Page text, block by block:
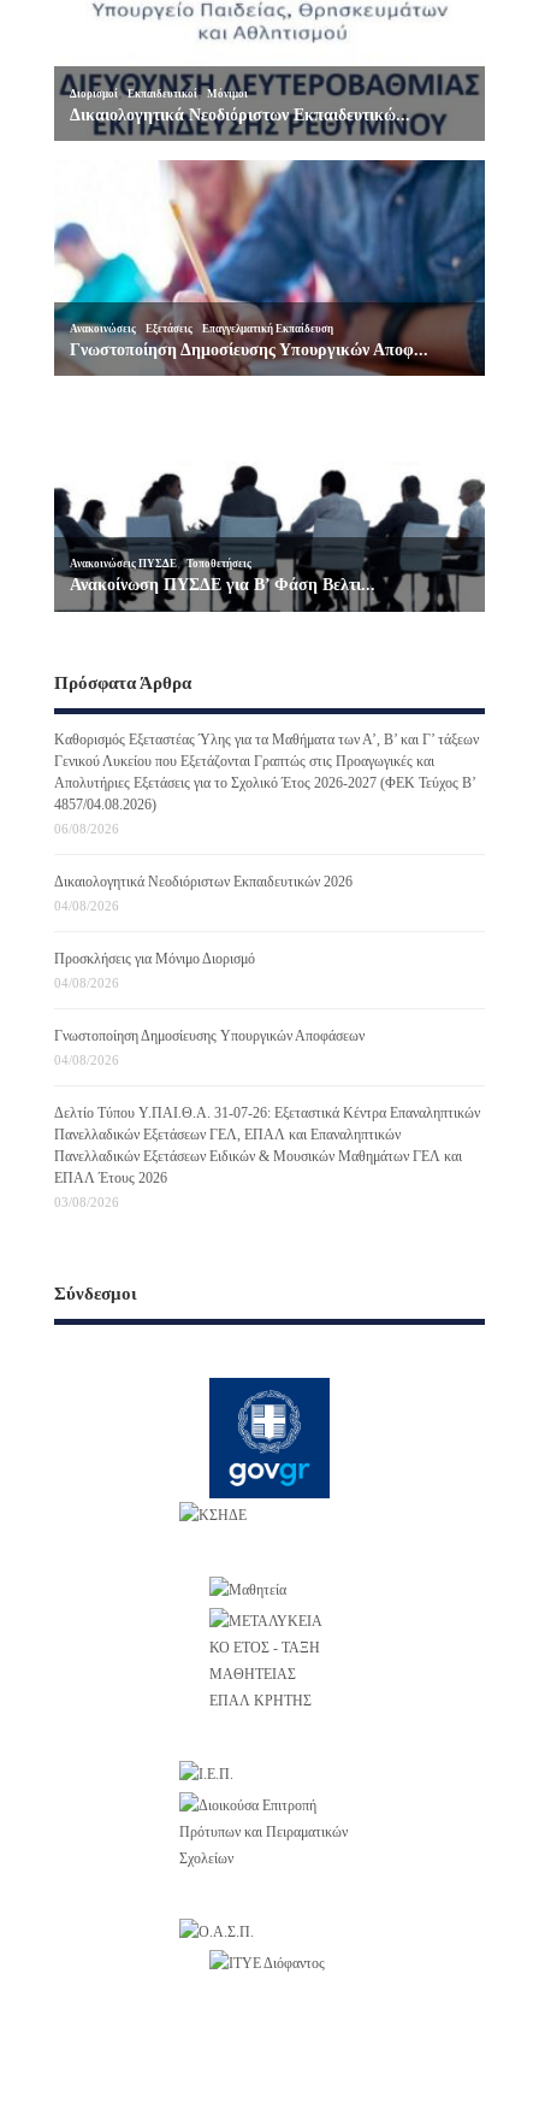
Πρόσφατα Άρθρα
Καθορισμός Εξεταστέας Ύλης για τα Μαθήματα των Α’, Β’ και Γ’ τάξεων
Γενικού Λυκείου που Εξετάζονται Γραπτώς στις Προαγωγικές και
Απολυτήριες Εξετάσεις για το Σχολικό Έτος 2026-2027 (ΦΕΚ Τεύχος B’
4857/04.08.2026)
06/08/2026
Δικαιολογητικά Νεοδιόριστων Εκπαιδευτικών 2026
04/08/2026
Προσκλήσεις για Μόνιμο Διορισμό
04/08/2026
Γνωστοποίηση Δημοσίευσης Υπουργικών Αποφάσεων
04/08/2026
Δελτίο Τύπου Υ.ΠΑΙ.Θ.Α. 31-07-26: Εξεταστικά Κέντρα Επαναληπτικών
Πανελλαδικών Εξετάσεων ΓΕΛ, ΕΠΑΛ και Επαναληπτικών
Πανελλαδικών Εξετάσεων Ειδικών & Μουσικών Μαθημάτων ΓΕΛ και
ΕΠΑΛ Έτους 2026
03/08/2026
Σύνδεσμοι